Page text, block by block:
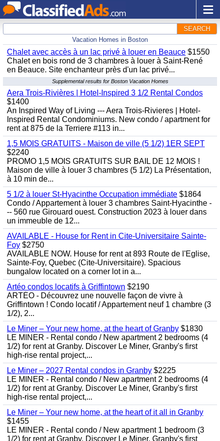
SEARCH
Vacation Homes in Boston
Chalet avec accès à un lac privé à louer en Beauce $1550
Chalet en bois rond de 3 chambres à louer à Saint-René
en Beauce. Site enchanteur près d'un lac privé...
Supplemental results for Boston Vacation Homes
Aera Trois-Rivières | Hotel-Inspired 3 1/2 Rental Condos
$1400
An Inspired Way of Living --- Aera Trois-Rivieres | Hotel-
Inspired Rental Condominiums. New condo / apartment for
rent at 875 de la Terriere #113 in...
1,5 MOIS GRATUITS - Maison de ville (5 1/2) 1ER SEPT
$2240
PROMO 1,5 MOIS GRATUITS SUR BAIL DE 12 MOIS !
Maison de ville à louer 3 chambres (5 1/2) La Présentation,
à 10 min de...
5 1/2 à louer St-Hyacinthe Occupation immédiate $1864
Condo / Appartement à louer 3 chambres Saint-Hyacinthe -
-- 560 rue Girouard ouest. Construction 2023 à louer dans
un immeuble de 12...
AVAILABLE - House for Rent in Cite-Universitaire Sainte-
Foy $2750
AVAILABLE NOW. House for rent at 893 Route de l'Eglise,
Sainte-Foy, Quebec (Cite-Universitaire). Spacious
bungalow located on a corner lot in a...
Artéo condos locatifs à Griffintown $2190
ARTÉO - Découvrez une nouvelle façon de vivre à
Griffintown ! Condo locatif / Appartement neuf 1 chambre (3
1/2), 2...
Le Miner – Your new home, at the heart of Granby $1830
LE MINER - Rental condo / New apartment 2 bedrooms (4
1/2) for rent at Granby. Discover Le Miner, Granby's first
high-rise rental project,...
Le Miner – 2027 Rental condos in Granby $2225
LE MINER - Rental condo / New apartment 2 bedrooms (4
1/2) for rent at Granby. Discover Le Miner, Granby's first
high-rise rental project,...
Le Miner – Your new home, at the heart of it all in Granby
$1455
LE MINER - Rental condo / New apartment 1 bedroom (3
1/2) for rent at Granby. Discover Le Miner, Granby's first